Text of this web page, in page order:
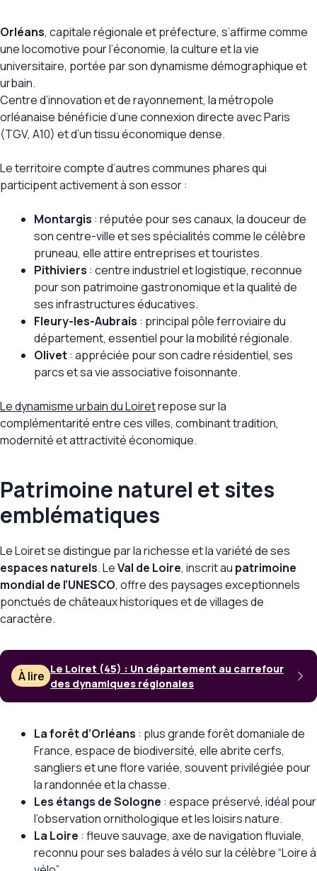
Orléans, capitale régionale et préfecture, s’affirme comme
une locomotive pour l’économie, la culture et la vie
universitaire, portée par son dynamisme démographique et
urbain.
Centre d’innovation et de rayonnement, la métropole
orléanaise bénéficie d’une connexion directe avec Paris
(TGV, A10) et d’un tissu économique dense.
Le territoire compte d’autres communes phares qui
participent activement à son essor :
Montargis : réputée pour ses canaux, la douceur de
son centre-ville et ses spécialités comme le célèbre
pruneau, elle attire entreprises et touristes.
Pithiviers : centre industriel et logistique, reconnue
pour son patrimoine gastronomique et la qualité de
ses infrastructures éducatives.
Fleury-les-Aubrais : principal pôle ferroviaire du
département, essentiel pour la mobilité régionale.
Olivet: appréciée pour son cadre résidentiel, ses
parcs et sa vie associative foisonnante.
Le dynamisme urbain du Loiretrepose sur la
complémentarité entre ces villes, combinant tradition,
modernité et attractivité économique.
Patrimoine naturel et sites
emblématiques
Le Loiret se distingue par la richesse et la variété de ses
espaces naturels. LeVal de Loire, inscrit au patrimoine
mondial de l’UNESCO, offre des paysages exceptionnels
ponctués de châteaux historiques et de villages de
caractère.
À lire Le Loiret (45) : Un département au carrefour
des dynamiques régionales
La forêt d’Orléans : plus grande forêt domaniale de
France, espace de biodiversité, elle abrite cerfs,
sangliers et une flore variée, souvent privilégiée pour
la randonnée et la chasse.
Les étangs de Sologne : espace préservé, idéal pour
l’observation ornithologique et les loisirs nature.
La Loire : fleuve sauvage, axe de navigation fluviale,
reconnu pour ses balades à vélo sur la célèbre “Loire à